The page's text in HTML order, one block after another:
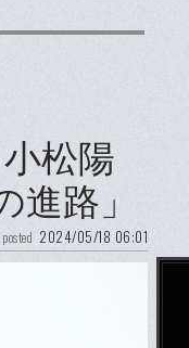
松陽
路」
posted 2024/05/18 06:01